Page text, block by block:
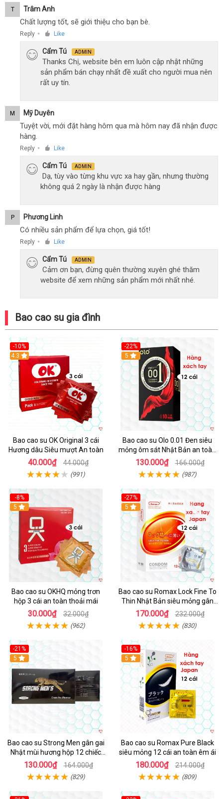
T Trâm Anh
Chất lượng tốt, sẽ giới thiệu cho bạn bè.
Reply ● Like
Cẩm Tú ADMIN
Thanks Chị, website bên em luôn cập nhật những
sản phẩm bán chạy nhất đề xuất cho người mua nên
rất uy tín.
M Mỹ Duyên
Tuyệt vời, mới đặt hàng hôm qua mà hôm nay đã nhận được
hàng.
Reply ● Like
Cẩm Tú ADMIN
Dạ, tùy vào từng khu vực xa hay gần, nhưng thường
không quá 2 ngày là nhận được hàng
P Phương Linh
Có nhiều sản phẩm để lựa chọn, giá tốt!
Reply ● Like
Cẩm Tú ADMIN
Cảm ơn bạn, đừng quên thường xuyên ghé thăm
website để xem những sản phẩm mới nhất nhé.
Bao cao su gia đình
-10%
4.3
Bao cao su OK Original 3 cái
Hương dâu Siêu mượt An toàn
40.000₫ 44.000₫
(991)
-22%
5
Bao cao su Olo 0.01 Đen siêu
mỏng ôm sát Nhật Bản an toàn
10c
130.000₫ 166.000₫
(987)
-8%
Hot
5
Bao cao su OKHQ mỏng trơn
hộp 3 cái an toàn thoải mái
30.000₫ 32.000₫
(962)
-27%
5
Bao cao su Romax Lock Fine To
Thin Nhật Bản siêu mỏng gân
gai hộp 12
170.000₫ 232.000₫
(830)
-21%
5
Bao cao su Strong Men gân gai
Nhật mùi hương hộp 12 chiếc
kích thích
130.000₫ 164.000₫
(829)
-16%
5
Bao cao su Romax Pure Black
siêu mỏng 12 cái an toàn êm ái
180.000₫ 214.000₫
(809)